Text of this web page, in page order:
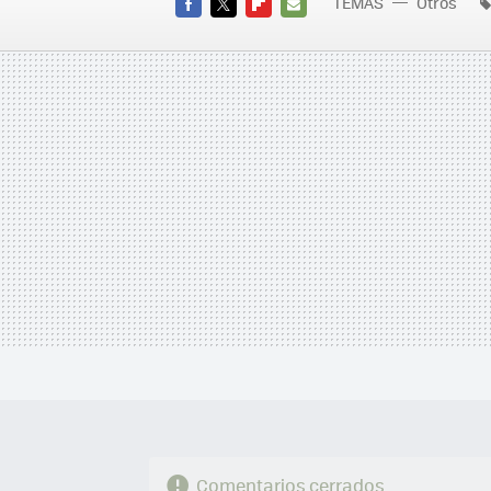
MAIL
Comentarios cerrados